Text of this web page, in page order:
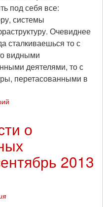
под себя все:
системы
Очевиднее
сталкиваешься то с
видными
деятелями, то с
перетасованными в
о
2013